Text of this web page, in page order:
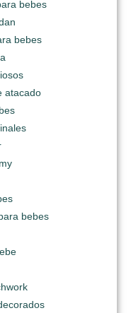
bebes
bebes
atacado
bebes